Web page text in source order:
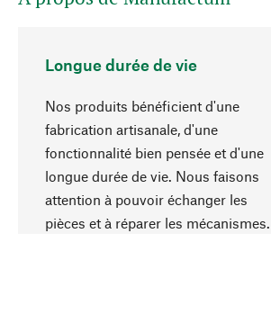
Longue durée de vie
Nos produits bénéficient d'une
fabrication artisanale, d'une
fonctionnalité bien pensée et d'une
longue durée de vie. Nous faisons
attention à pouvoir échanger les
pièces et à réparer les mécanismes.